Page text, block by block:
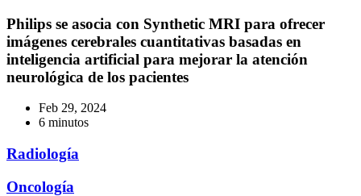
Philips se asocia con Synthetic MRI para ofrecer
imágenes cerebrales cuantitativas basadas en
inteligencia artificial para mejorar la atención
neurológica de los pacientes
Feb 29, 2024
6 minutos
Radiología
Oncología